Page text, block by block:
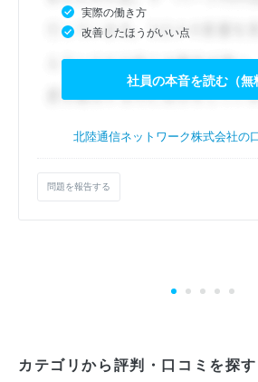
実際の働き方
改善したほうがいい点
社員の本音を読む（無
北陸通信ネットワーク株式会社の
問題を報告する
カテゴリから評判・口コミを探す